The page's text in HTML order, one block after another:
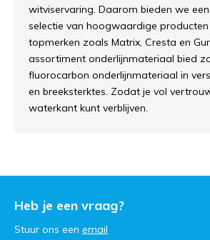
witviservaring. Daarom bieden we
selectie van hoogwaardige producten
topmerken zoals Matrix, Cresta en
assortiment onderlijnmateriaal bied
fluorocarbon onderlijnmateriaal in
en breeksterktes. Zodat je vol
waterkant kunt verblijven.
Heb je een vraag?
Stuur ons een email